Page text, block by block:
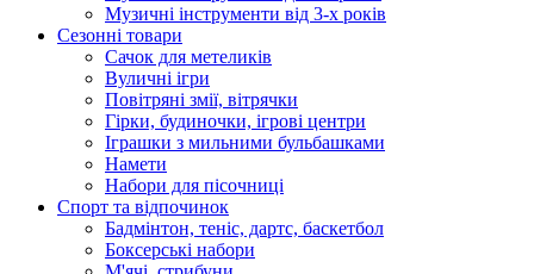
Музичні інструменти від 3-х років
Сезонні товари
Сачок для метеликів
Вуличні ігри
Повітряні змії, вітрячки
Гірки, будиночки, ігрові центри
Іграшки з мильними бульбашками
Намети
Набори для пісочниці
Спорт та відпочинок
Бадмінтон, теніс, дартс, баскетбол
Боксерські набори